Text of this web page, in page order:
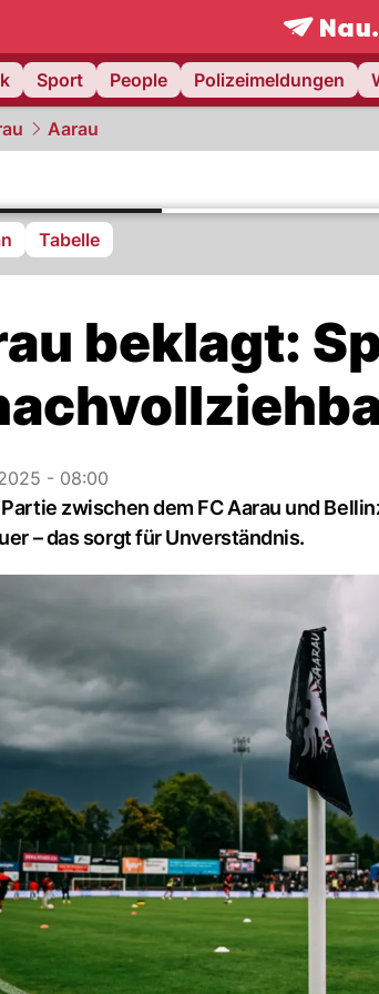
frontpage.
Sport People Polizeimeldungen
Aarau
Tabelle
beklagt:
- 08:00
zwischen dem FC Aarau und
– das sorgt für Unverständnis.